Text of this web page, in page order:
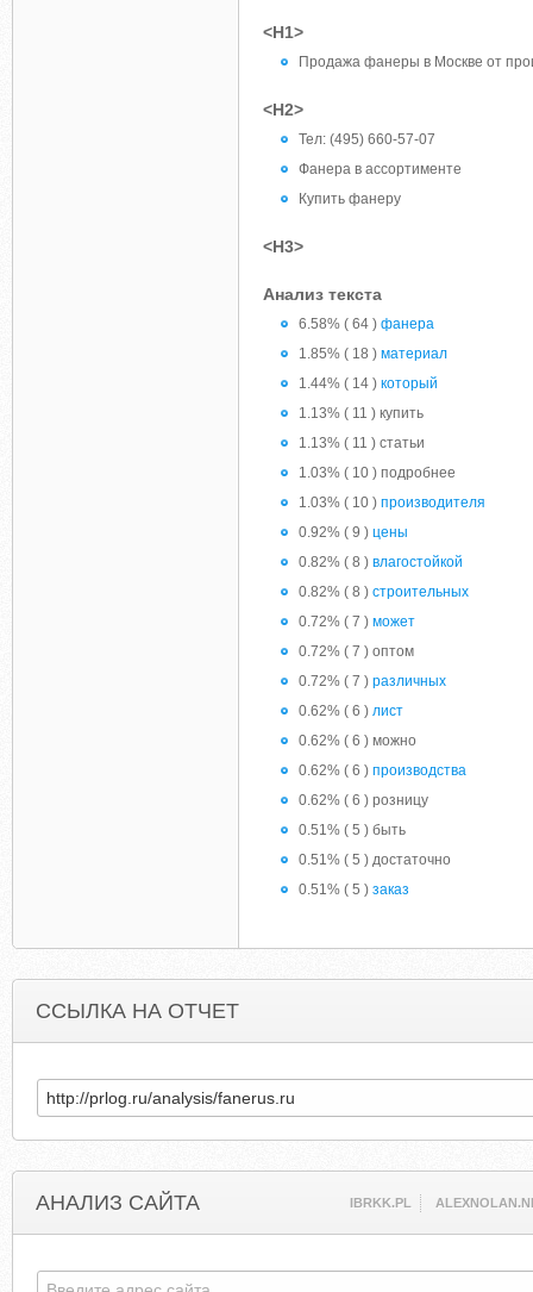
<H1>
Продажа фанеры в Москве от
<H2>
Тел: (495) 660-57-07
Фанера в ассортименте
Купить фанеру
<H3>
Анализ текста
6.58% ( 64 ) фанера
1.85% ( 18 ) материал
1.44% ( 14 ) который
1.13% ( 11 ) купить
1.13% ( 11 ) статьи
1.03% ( 10 ) подробнее
1.03% ( 10 ) производителя
0.92% ( 9 ) цены
0.82% ( 8 ) влагостойкой
0.82% ( 8 ) строительных
0.72% ( 7 ) может
0.72% ( 7 ) оптом
0.72% ( 7 ) различных
0.62% ( 6 ) лист
0.62% ( 6 ) можно
0.62% ( 6 ) производства
0.62% ( 6 ) розницу
0.51% ( 5 ) быть
0.51% ( 5 ) достаточно
0.51% ( 5 ) заказ
ССЫЛКА НА ОТЧЕТ
АНАЛИЗ САЙТА IBRKK.PL